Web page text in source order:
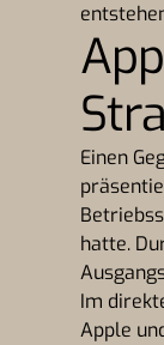
Einen
hatte.
Im
Apple